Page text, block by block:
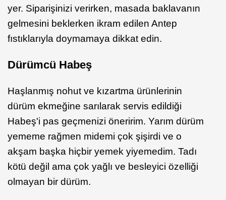
yer. Siparişinizi verirken, masada baklavanın
gelmesini beklerken ikram edilen Antep
fıstıklarıyla doymamaya dikkat edin.
Dürümcü Habeş
Haşlanmış nohut ve kızartma ürünlerinin
dürüm ekmeğine sarılarak servis edildiği
Habeş'i pas geçmenizi öneririm. Yarım dürüm
yememe rağmen midemi çok şişirdi ve o
akşam başka hiçbir yemek yiyemedim. Tadı
kötü değil ama çok yağlı ve besleyici özelliği
olmayan bir dürüm.